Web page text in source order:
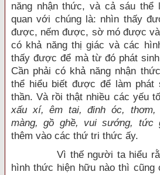
năng nhận thức, và cả sáu thể
quan với chúng là: nhìn thấy
được, nếm được, sờ mó được
có khả năng thị giác và các
thấy được để mà từ đó phát
Cần phải có khả năng nhận
thể hiểu biết được để làm
thần. Và rồi thật nhiều các yếu
xấu xí, êm tai, đinh óc, thơm,
màng, gồ ghề, vui sướng, tức
thêm vào các thứ tri thức ấy.
Vì thế người ta hiểu
hình thức hiện hữu nào thì cũng